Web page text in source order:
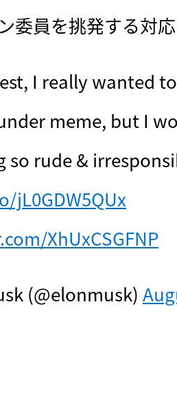
委員を挑発する対
I really wanted
meme, but I
jL0GDW5QUx
XhUxCSGFNP
(@elonmusk)